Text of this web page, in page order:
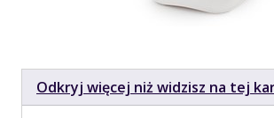
Odkryj więcej niż widzisz na tej